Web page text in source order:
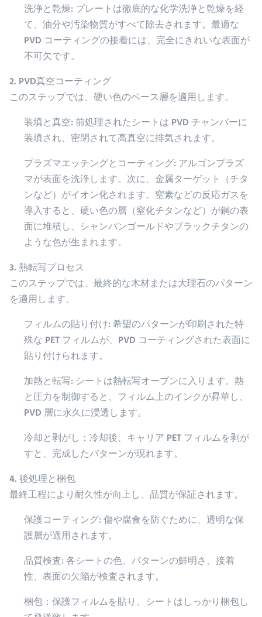
洗浄と乾燥: プレートは徹底的な化学洗浄と乾燥を経
て、油分や汚染物質がすべて除去されます。最適な
PVD ​​コーティングの接着には、完全にきれいな表面が
不可欠です。
2. PVD真空コーティング
このステップでは、硬い色のベース層を適用します。
装填と真空: 前処理されたシートは PVD ​​チャンバーに
装填され、密閉されて高真空に排気されます。
プラズマエッチングとコーティング: アルゴンプラズ
マが表面を洗浄します。次に、金属ターゲット（チタ
ンなど）がイオン化されます。窒素などの反応ガスを
導入すると、硬い色の層（窒化チタンなど）が鋼の表
面に堆積し、シャンパンゴールドやブラックチタンの
ような色が生まれます。
3. 熱転写プロセス
このステップでは、最終的な木材または大理石のパターン
を適用します。
フィルムの貼り付け: 希望のパターンが印刷された特
殊な PET フィルムが、PVD コーティングされた表面に
貼り付けられます。
加熱と転写: シートは熱転写オーブンに入ります。熱
と圧力を制御すると、フィルム上のインクが昇華し、
PVD 層に永久に浸透します。
冷却と剥がし：冷却後、キャリア PET フィルムを剥が
すと、完成したパターンが現れます。
4. 後処理と梱包
最終工程により耐久性が向上し、品質が保証されます。
保護コーティング: 傷や腐食を防ぐために、透明な保
護層が適用されます。
品質検査: 各シートの色、パターンの鮮明さ、接着
性、表面の欠陥が検査されます。
梱包：保護フィルムを貼り、シートはしっかり梱包し